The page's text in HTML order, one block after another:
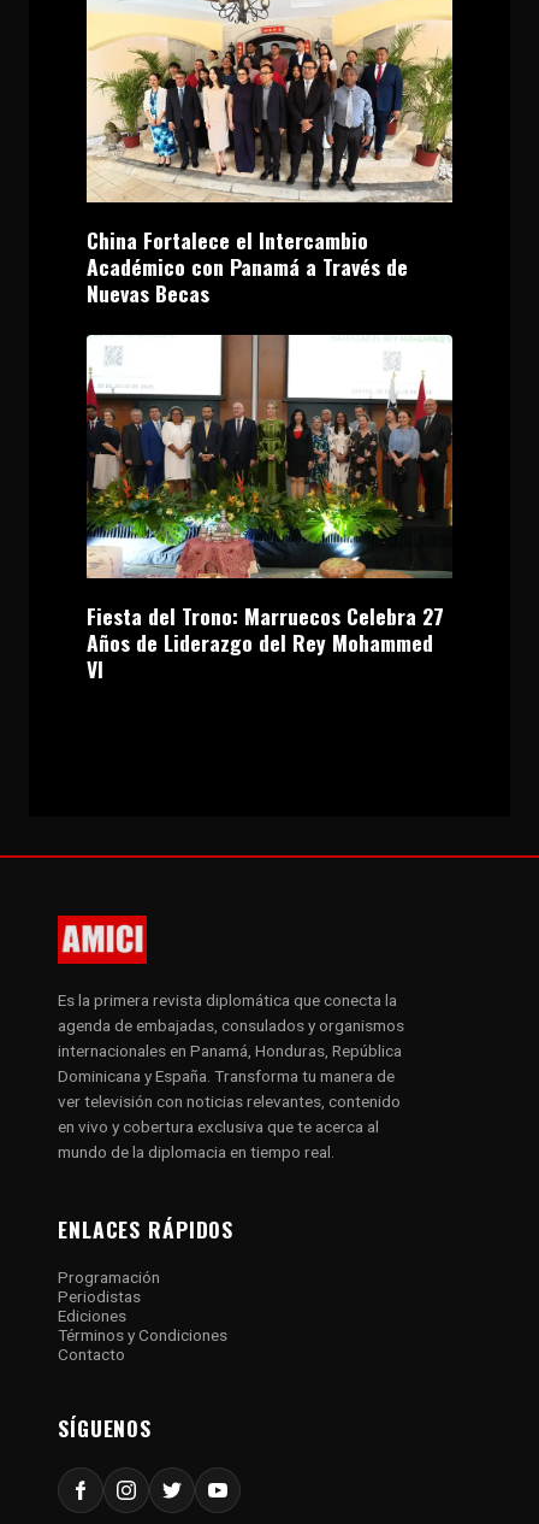
China Fortalece el Intercambio
Académico con Panamá a Través de
Nuevas Becas
Fiesta del Trono: Marruecos Celebra 27
Años de Liderazgo del Rey Mohammed
VI
Es la primera revista diplomática que conecta la
agenda de embajadas, consulados y organismos
internacionales en Panamá, Honduras, República
Dominicana y España. Transforma tu manera de
ver televisión con noticias relevantes, contenido
en vivo y cobertura exclusiva que te acerca al
mundo de la diplomacia en tiempo real.
ENLACES RÁPIDOS
Programación
Periodistas
Ediciones
Términos y Condiciones
Contacto
SÍGUENOS